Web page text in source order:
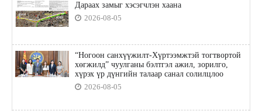
Дараах замыг хэсэгчлэн хаана
2026-08-05
“Ногоон санхүүжилт-Хүртээмжтэй тогтвортой
хөгжилд” чуулганы бэлтгэл ажил, зорилго,
хүрэх үр дүнгийн талаар санал солилцлоо
2026-08-05